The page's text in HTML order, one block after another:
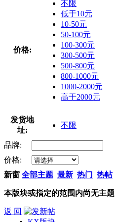
价格:
不限
低于10元
10-50元
50-100元
100-300元
300-500元
500-800元
800-1000元
1000-2000元
高于2000元
发货地
址:
不限
品牌:
价格:
新窗 全部主题 最新 热门 热帖
本版块或指定的范围内尚无主题
返 回